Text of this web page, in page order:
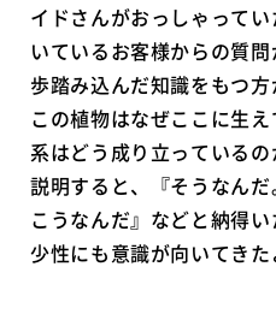
イドさんがおっしゃって
いているお客様からの質
歩踏み込んだ知識をもつ方
この植物はなぜここに生
系はどう成り立っている
説明すると、『そうなん
こうなんだ』などと納得
少性にも意識が向いてきた